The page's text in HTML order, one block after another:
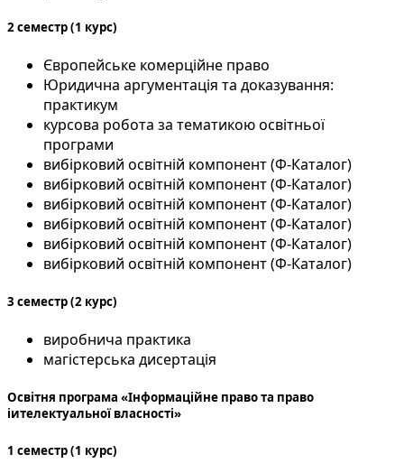
2 семестр (1 курс)
Європейське комерційне право
Юридична аргументація та доказування:
практикум
курсова робота за тематикою освітньої
програми
вибірковий освітній компонент (Ф-Каталог)
вибірковий освітній компонент (Ф-Каталог)
вибірковий освітній компонент (Ф-Каталог)
вибірковий освітній компонент (Ф-Каталог)
вибірковий освітній компонент (Ф-Каталог)
вибірковий освітній компонент (Ф-Каталог)
3 семестр (2 курс)
виробнича практика
магістерська дисертація
Освітня програма «Інформаційне право та право
іителектуальної власності»
1 семестр (1 курс)